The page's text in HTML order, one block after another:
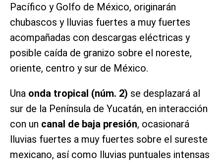
Pacífico y Golfo de México, originarán
chubascos y lluvias fuertes a muy fuertes
acompañadas con descargas eléctricas y
posible caída de granizo sobre el noreste,
oriente, centro y sur de México.
Una onda tropical (núm. 2) se desplazará al
sur de la Península de Yucatán, en interacción
con un canal de baja presión, ocasionará
lluvias fuertes a muy fuertes sobre el sureste
mexicano, así como lluvias puntuales intensas